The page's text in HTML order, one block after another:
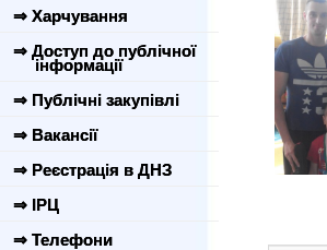
⇒ Харчування
⇒ Доступ до публічної
інформації
⇒ Публічні закупівлі
⇒ Вакансії
⇒ Реєстрація в ДНЗ
⇒ ІРЦ
⇒ Телефони